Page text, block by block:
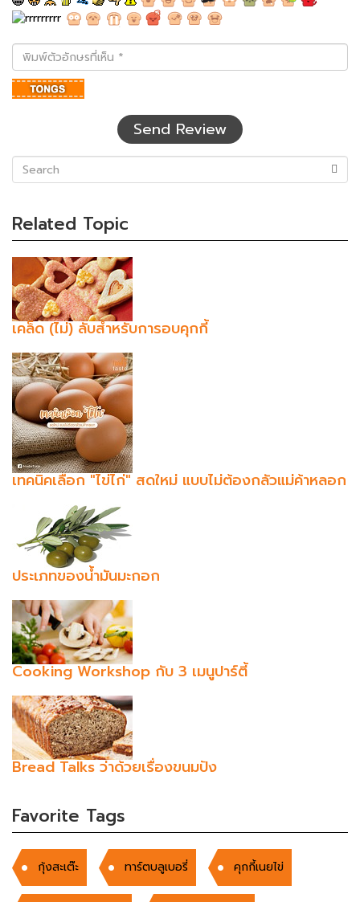
พิมพ์
ตัว
อักษร
ที่
Send Review
Related Topic
เคล็ด (ไม่) ลับสำหรับการอบคุกกี้
เทคนิคเลือก "ไข่ไก่" สดใหม่ แบบไม่ต้องกลัวแม่ค้าหลอก
ประเภทของน้ำมันมะกอก
Cooking Workshop กับ 3 เมนูปาร์ตี้
Bread Talks ว่าด้วยเรื่องขนมปัง
Favorite Tags
กุ้งสะเต๊ะ ทาร์ตบลูเบอรี่ คุกกี้เนยไข่